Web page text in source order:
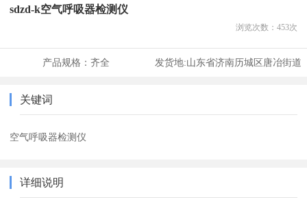
sdzd-k空气呼吸器检测仪
浏览次数： 453次
产品规格： 齐全 发货地:山东省济南历城区唐冶街道
关键词
空气呼吸器检测仪
详细说明